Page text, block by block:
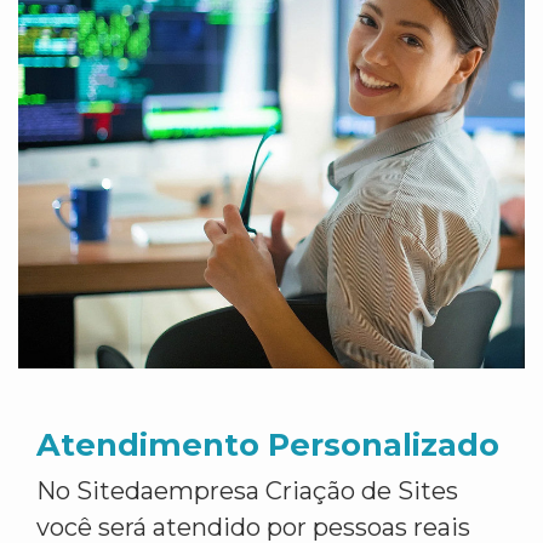
Atendimento Personalizado
No Sitedaempresa Criação de Sites
você será atendido por pessoas reais